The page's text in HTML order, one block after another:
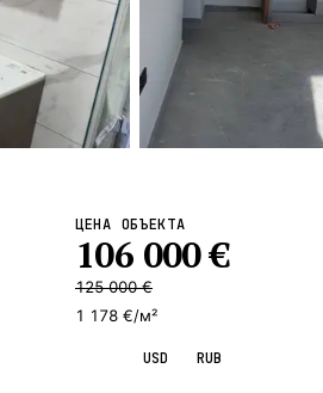
ЦЕНА ОБЪЕКТА
106 000€
125 000 €
1 178 €/м²
USD RUB